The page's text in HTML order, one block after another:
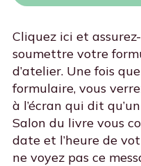
Cliquez ici et
soumettre votre
d’atelier. Une fois
formulaire, vous
à l’écran qui dit
Salon du livre vous
date et l’heure de
ne voyez pas ce